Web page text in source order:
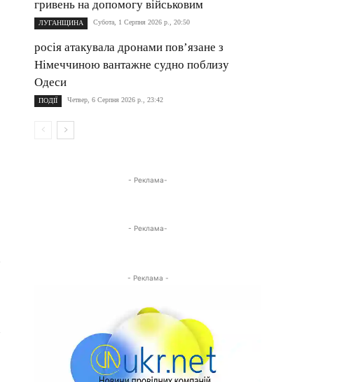
гривень на допомогу військовим
ЛУГАНЩИНА Субота, 1 Серпня 2026 р., 20:50
росія атакувала дронами пов’язане з
Німеччиною вантажне судно поблизу
Одеси
ПОДІЇ Четвер, 6 Серпня 2026 р., 23:42
- Реклама-
- Реклама-
- Реклама -